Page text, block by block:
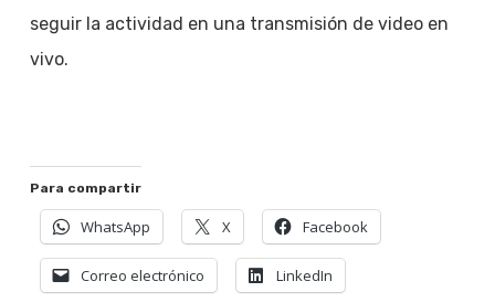
seguir la actividad en una transmisión de video en
vivo.
Para compartir
WhatsApp X Facebook
Correo electrónico LinkedIn